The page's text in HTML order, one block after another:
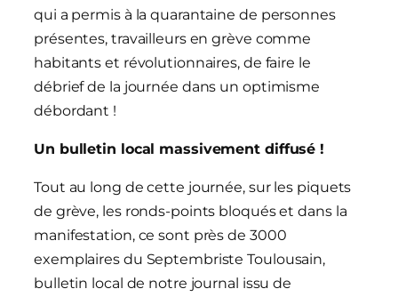
qui a permis à la quarantaine de personnes
présentes, travailleurs en grève comme
habitants et révolutionnaires, de faire le
débrief de la journée dans un optimisme
débordant !
Un bulletin local massivement diffusé !
Tout au long de cette journée, sur les piquets
de grève, les ronds-points bloqués et dans la
manifestation, ce sont près de 3000
exemplaires du Septembriste Toulousain,
bulletin local de notre journal issu de